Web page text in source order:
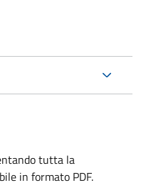
tutta la
in formato PDF.